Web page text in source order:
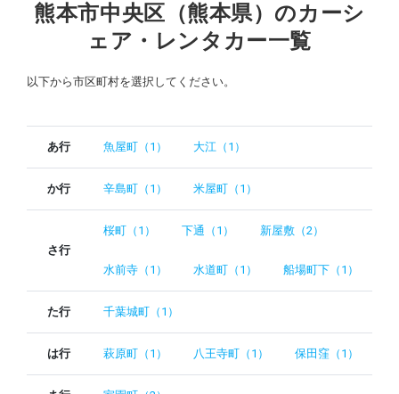
熊本市中央区（熊本県）のカーシ
ェア・レンタカー一覧
以下から市区町村を選択してください。
あ行 魚屋町（1） 大江（1）
か行 辛島町（1） 米屋町（1）
さ行
桜町（1） 下通（1） 新屋敷（2）
水前寺（1） 水道町（1） 船場町下（1）
た行 千葉城町（1）
は行 萩原町（1） 八王寺町（1） 保田窪（1）
特集
アプリの使い方